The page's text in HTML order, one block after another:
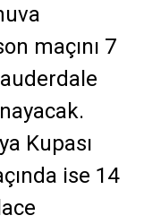
maçını 7
Kupası
ise 14